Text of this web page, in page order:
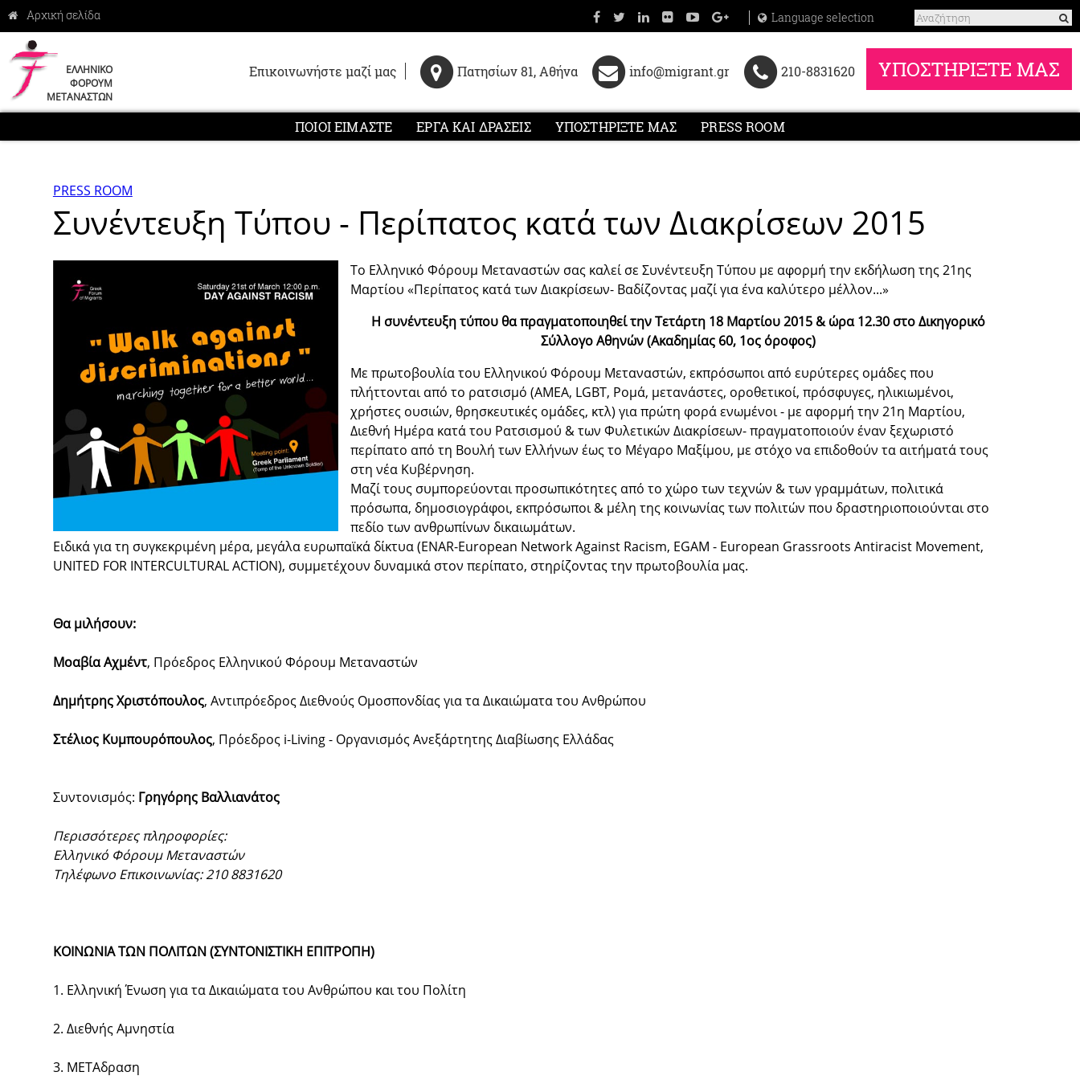
Language selection
ΕΛΛΗΝΙΚΟ
ΦΟΡΟΥΜ
ΜΕΤΑΝΑΣΤΩΝ
Επικοινωνήστε μαζί μας Πατησίων 81, Αθήνα info@migrant.gr 210-8831620 ΥΠΟΣΤΗΡΙΞΤΕ ΜΑΣ
ΠΟΙΟΙ ΕΙΜΑΣΤΕ ΕΡΓΑ ΚΑΙ ΔΡΑΣΕΙΣ ΥΠΟΣΤΗΡΙΞΤΕ ΜΑΣ PRESS ROOM
PRESS ROOM
Συνέντευξη Τύπου - Περίπατος κατά των Διακρίσεων 2015
Το Ελληνικό Φόρουμ Μεταναστών σας καλεί σε Συνέντευξη Τύπου με αφορμή την εκδήλωση της 21ης
Μαρτίου «Περίπατος κατά των Διακρίσεων- Βαδίζοντας μαζί για ένα καλύτερο μέλλον...»
Η συνέντευξη τύπου θα πραγματοποιηθεί την Tετάρτη 18 Μαρτίου 2015 & ώρα 12.30 στο Δικηγορικό
Σύλλογο Αθηνών (Ακαδημίας 60, 1ος όροφος)
Με πρωτοβουλία του Ελληνικού Φόρουμ Μεταναστών, εκπρόσωποι από ευρύτερες ομάδες που
πλήττονται από το ρατσισμό (ΑΜΕΑ, LGBT, Ρομά, μετανάστες, οροθετικοί, πρόσφυγες, ηλικιωμένοι,
χρήστες ουσιών, θρησκευτικές ομάδες, κτλ) για πρώτη φορά ενωμένοι - με αφορμή την 21η Μαρτίου,
Διεθνή Ημέρα κατά του Ρατσισμού & των Φυλετικών Διακρίσεων- πραγματοποιούν έναν ξεχωριστό
περίπατο από τη Βουλή των Ελλήνων έως το Μέγαρο Μαξίμου, με στόχο να επιδοθούν τα αιτήματά τους
στη νέα Κυβέρνηση.
Μαζί τους συμπορεύονται προσωπικότητες από το χώρο των τεχνών & των γραμμάτων, πολιτικά
πρόσωπα, δημοσιογράφοι, εκπρόσωποι & μέλη της κοινωνίας των πολιτών που δραστηριοποιούνται στο
πεδίο των ανθρωπίνων δικαιωμάτων.
Ειδικά για τη συγκεκριμένη μέρα, μεγάλα ευρωπαϊκά δίκτυα (ENAR-European Network Against Racism, EGAM - European Grassroots Antiracist Movement,
UNITED FOR INTERCULTURAL ACTION), συμμετέχουν δυναμικά στον περίπατο, στηρίζοντας την πρωτοβουλία μας.
Θα μιλήσουν:
Μοαβία Αχμέντ, Πρόεδρος Ελληνικού Φόρουμ Μεταναστών
Δημήτρης Χριστόπουλος, Αντιπρόεδρος Διεθνούς Ομοσπονδίας για τα Δικαιώματα του Ανθρώπου
Στέλιος Κυμπουρόπουλος, Πρόεδρος i-Living - Οργανισμός Ανεξάρτητης Διαβίωσης Ελλάδας
Συντονισμός: Γρηγόρης Βαλλιανάτος
Περισσότερες πληροφορίες:
Ελληνικό Φόρουμ Μεταναστών
Τηλέφωνο Επικοινωνίας: 210 8831620
ΚΟΙΝΩΝΙΑ ΤΩΝ ΠΟΛΙΤΩΝ (ΣΥΝΤΟΝΙΣΤΙΚΗ ΕΠΙΤΡΟΠΗ)
1. Ελληνική Ένωση για τα Δικαιώματα του Ανθρώπου και του Πολίτη
2. Διεθνής Αμνηστία
3. ΜΕΤΑδραση